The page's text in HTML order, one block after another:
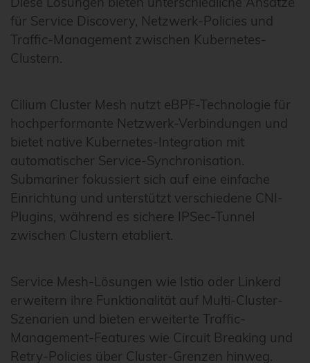
für Service Discovery, Netzwerk-Policies und
Traffic-Management zwischen Kubernetes-
Clustern.
Cilium Cluster Mesh nutzt eBPF-Technologie für
hochperformante Netzwerk-Verbindungen und
bietet native Kubernetes-Integration mit
automatischer Service-Synchronisation.
Submariner fokussiert sich auf eine einfache
Einrichtung und unterstützt verschiedene CNI-
Plugins, während es sichere IPSec-Tunnel
zwischen Clustern etabliert.
Service Mesh-Lösungen wie Istio oder Linkerd
erweitern ihre Funktionalität auf Multi-Cluster-
Szenarien und bieten erweiterte Traffic-
Management-Features wie Circuit Breaking und
Retry-Policies über Cluster-Grenzen hinweg.